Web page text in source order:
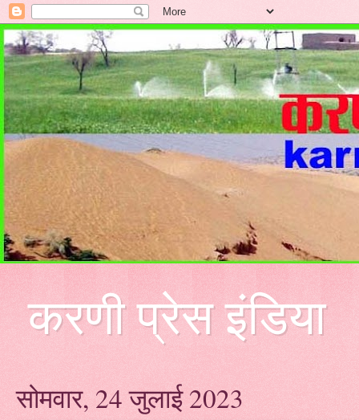
करणी प्रेस इंडिया
सोमवार, 24 जुलाई 2023